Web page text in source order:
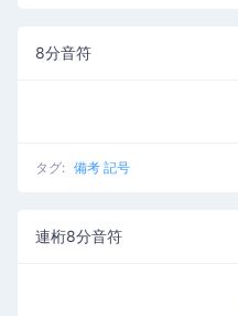
8分音符
タグ: 備考 記号
連桁8分音符